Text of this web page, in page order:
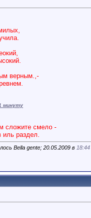
верным.,-
минуту
сложите смело -
иль раздел.
Bella gente; 20.05.2009 в 18:44